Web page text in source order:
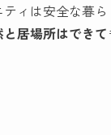
ィは安全な暮
居場所はできて